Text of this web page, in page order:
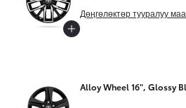
Дөңгөлөктөр тууралуу
Alloy Wheel 16", Glossy